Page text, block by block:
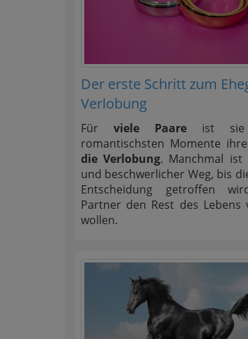
Der erste Schritt zum
Verlobung
Für viele Paare ist sie
romantischsten Momente
die Verlobung. Manchmal ist
und beschwerlicher Weg, bis
Entscheidung getroffen
Partner den Rest des Lebens
wollen.